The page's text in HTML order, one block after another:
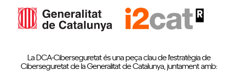
La DCA-Ciberseguretat és una peça clau de l'estratègia de
Ciberseguretat de la Generalitat de Catalunya, juntament amb: